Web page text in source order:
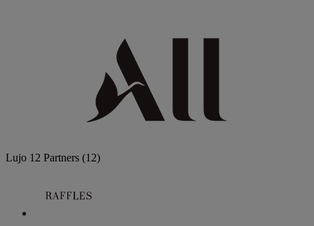
Lujo 12 Partners (12)